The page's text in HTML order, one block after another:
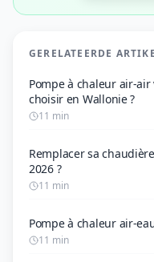
GERELATEERDE
Pompe à chaleur air-
choisir en Wallonie ?
11 min
Remplacer sa
2026 ?
11 min
Pompe à chaleur air-
11 min